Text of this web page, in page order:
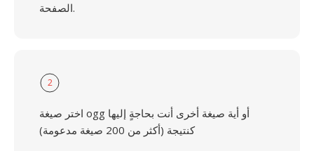
الصفحة.
2
اختر صيغة ogg أو أية صيغة أخرى أنت بحاجةٍ إليها
كنتيجة (أكثر من 200 صيغة مدعومة)